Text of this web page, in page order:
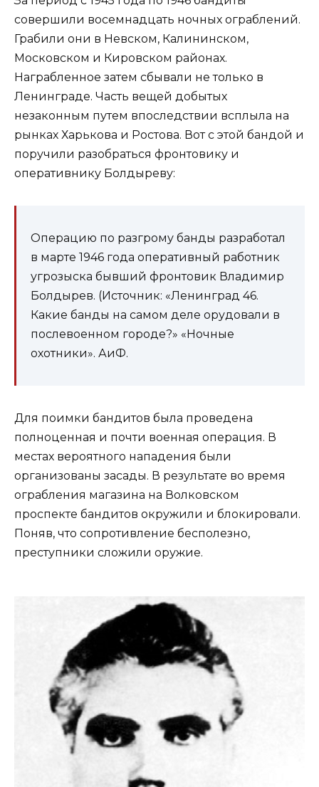
совершили восемнадцать ночных ограблений.
Грабили они в Невском, Калининском,
Московском и Кировском районах.
Награбленное затем сбывали не только в
Ленинграде. Часть вещей добытых
незаконным путем впоследствии всплыла на
рынках Харькова и Ростова. Вот с этой бандой и
поручили разобраться фронтовику и
оперативнику Болдыреву:
Операцию по разгрому банды разработал
в марте 1946 года оперативный работник
угрозыска бывший фронтовик Владимир
Болдырев. (Источник: «Ленинград 46.
Какие банды на самом деле орудовали в
послевоенном городе?» «Ночные
охотники». АиФ.
Для поимки бандитов была проведена
полноценная и почти военная операция. В
местах вероятного нападения были
организованы засады. В результате во время
ограбления магазина на Волковском
проспекте бандитов окружили и блокировали.
Поняв, что сопротивление бесполезно,
преступники сложили оружие.